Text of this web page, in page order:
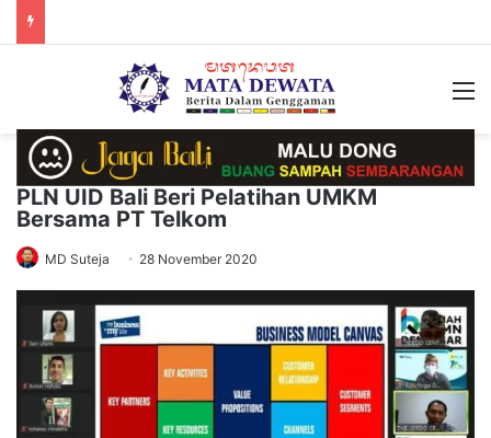
PLN UID Bali Beri Pelatihan UMKM
Bersama PT Telkom
MD Suteja 28 November 2020